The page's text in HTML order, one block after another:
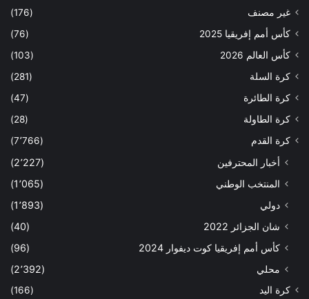
غير مصنف
(176)
كأس أمم إفريقيا 2025
(76)
كأس العالم 2026
(103)
كرة السلة
(281)
كرة الطائرة
(47)
كرة الطاولة
(28)
كرة القدم
(7٬766)
أخبار المحترفين
(2٬227)
المنتخب الوطني
(1٬065)
دولي
(1٬893)
شان الجزائر 2022
(40)
كأس أمم إفريقيا كوت ديفوار 2024
(96)
محلي
(2٬392)
كرة اليد
(166)